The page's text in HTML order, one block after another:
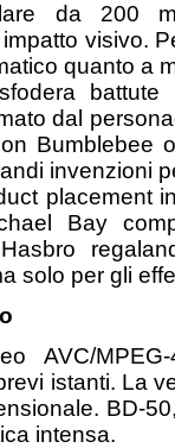
da 200
visivo.
quanto a
dal
Bumblebee
invenzioni
placement
Bay
solo per gli
AVC/
istanti. La
BD-
intensa.